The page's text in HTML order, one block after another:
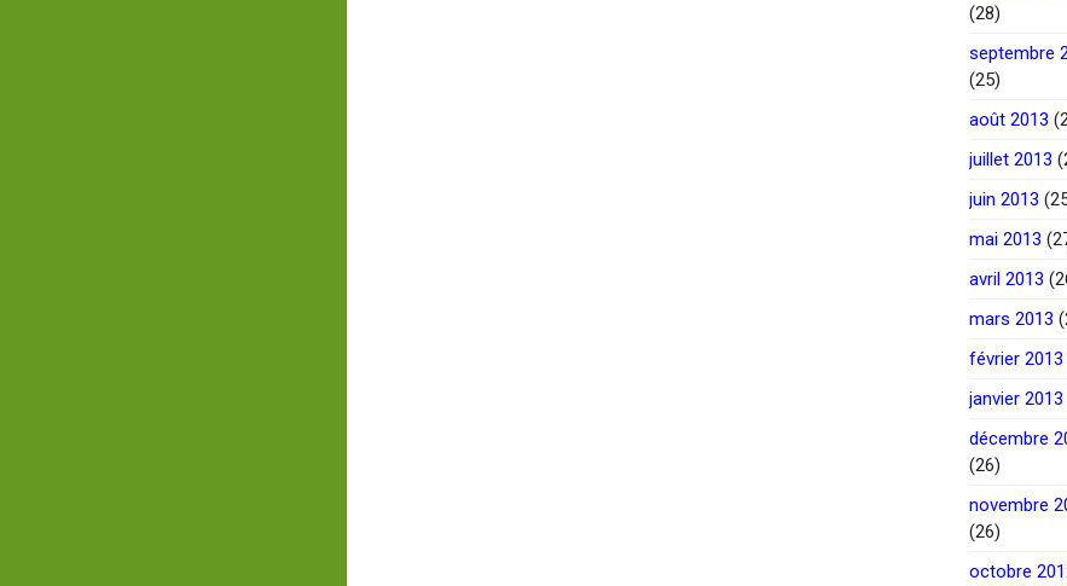
(28)
septembre
(25)
août 2013
juillet 2013
juin 2013
mai 2013
avril 2013
mars 2013
février 2013
janvier 2013
décembre
(26)
novembre
(26)
octobre